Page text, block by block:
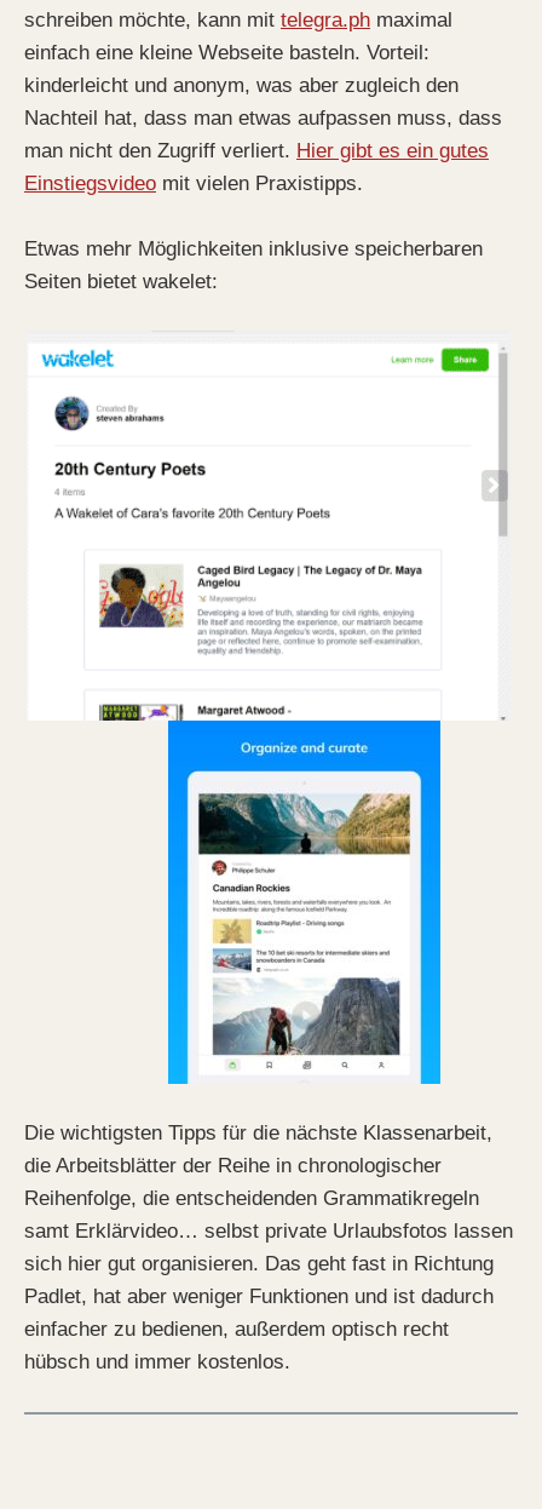
schreiben möchte, kann mit telegra.ph maximal
einfach eine kleine Webseite basteln. Vorteil:
kinderleicht und anonym, was aber zugleich den
Nachteil hat, dass man etwas aufpassen muss, dass
man nicht den Zugriff verliert. Hier gibt es ein gutes
Einstiegsvideo mit vielen Praxistipps.
Etwas mehr Möglichkeiten inklusive speicherbaren
Seiten bietet wakelet:
Die wichtigsten Tipps für die nächste Klassenarbeit,
die Arbeitsblätter der Reihe in chronologischer
Reihenfolge, die entscheidenden Grammatikregeln
samt Erklärvideo… selbst private Urlaubsfotos lassen
sich hier gut organisieren. Das geht fast in Richtung
Padlet, hat aber weniger Funktionen und ist dadurch
einfacher zu bedienen, außerdem optisch recht
hübsch und immer kostenlos.